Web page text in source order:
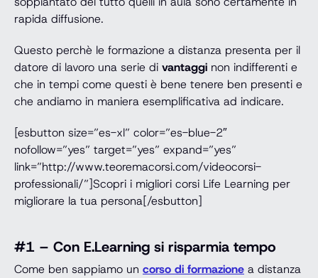
rapida diffusione.
Questo perchè le formazione a distanza presenta per il
datore di lavoro una serie di vantaggi non indifferenti e
che in tempi come questi è bene tenere ben presenti e
che andiamo in maniera esemplificativa ad indicare.
[esbutton size=”es-xl” color=”es-blue-2″
nofollow=”yes” target=”yes” expand=”yes”
link=”http://www.teoremacorsi.com/videocorsi-
professionali/”]Scopri i migliori corsi Life Learning per
migliorare la tua persona[/esbutton]
#1 – Con E.Learning si risparmia tempo
Come ben sappiamo un corso di formazione a distanza